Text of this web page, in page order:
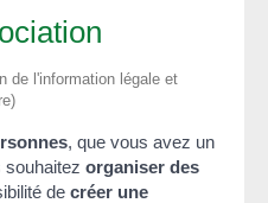
de l'information légale et
, que vous avez un
souhaitez organiser des
de créer une